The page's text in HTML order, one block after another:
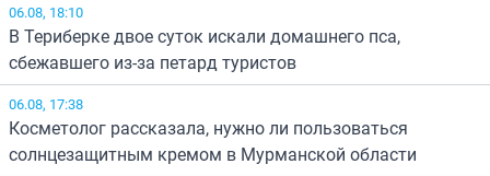
06.08, 18:10
В Териберке двое суток искали домашнего пса,
сбежавшего из-за петард туристов
06.08, 17:38
Косметолог рассказала, нужно ли пользоваться
солнцезащитным кремом в Мурманской области